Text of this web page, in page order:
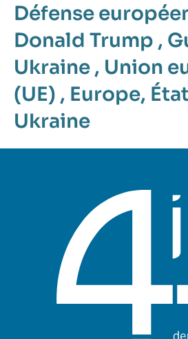
Défense
Donald Trump ,
Ukraine , Union
(UE) , Europe,
Ukraine